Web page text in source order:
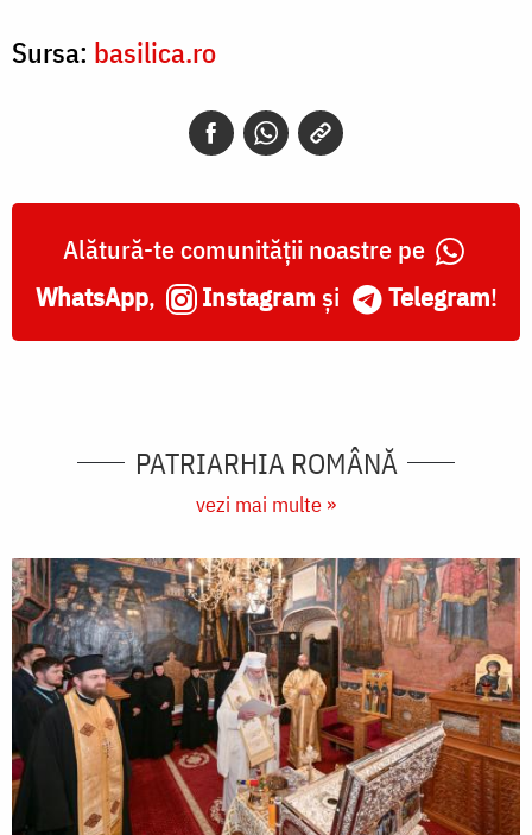
Sursa: basilica.ro
Alătură-te comunității noastre pe
WhatsApp, Instagram și Telegram!
PATRIARHIA ROMÂNĂ
vezi mai multe »